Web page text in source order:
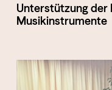
Unterstützung der
Musikinstrumente